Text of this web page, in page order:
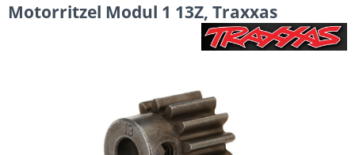
Motorritzel Modul 1 13Z, Traxxas